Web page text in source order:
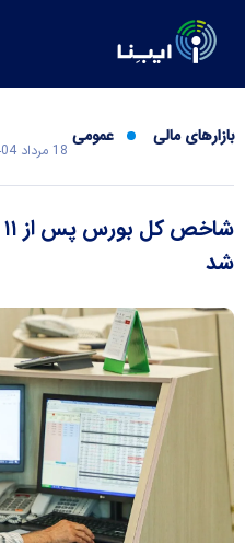
بازارهای مالی عمومی
18 مرداد 1404 - 18:15
شد